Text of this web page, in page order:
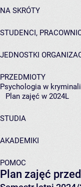
NA SKRÓTY
STUDENCI,
JEDNOSTKI
PRZEDMIOTY
Psychologia w
Plan zajęć w 2024L
STUDIA
AKADEMIKI
POMOC
Plan zajęć